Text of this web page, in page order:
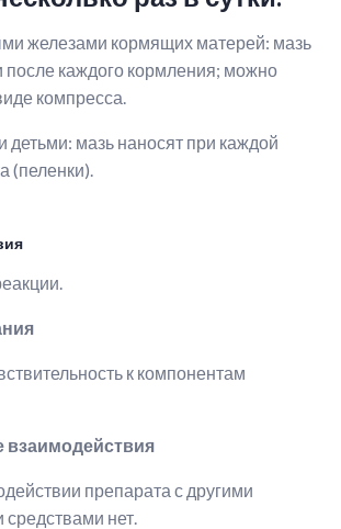
железами кормящих матерей: мазь
после каждого кормления; можно
компресса.
детьми: мазь наносят при каждой
(пеленки).
к компонентам
взаимодействия
препарата с другими
нет.